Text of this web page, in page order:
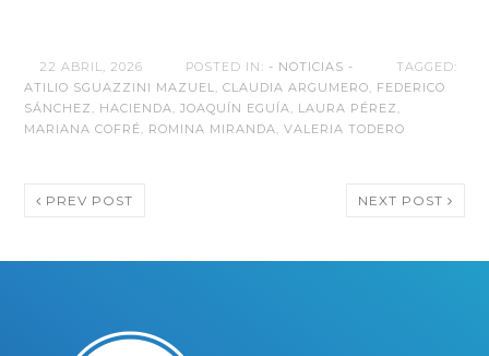
22 ABRIL, 2026 POSTED IN: - NOTICIAS -
TAGGED:
ATILIO SGUAZZINI MAZUEL,CLAUDIA ARGUMERO, FEDERICO
SÁNCHEZ , HACIENDA,JOAQUÍN EGUÍA, LAURA PÉREZ ,
MARIANA COFRÉ, ROMINA MIRANDA,VALERIA TODERO
PREV POST NEXT POST